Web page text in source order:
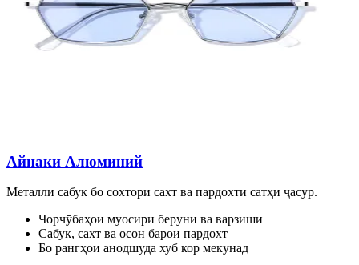
Айнаки Алюминий
Металли сабук бо сохтори сахт ва пардохти сатҳи ҷасур.
Чорчӯбаҳои муосири берунӣ ва варзишӣ
Сабук, сахт ва осон барои пардохт
Бо рангҳои анодшуда хуб кор мекунад